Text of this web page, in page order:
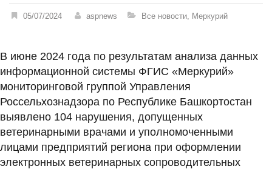
05/07/2024 aspnews Все новости, Меркурий
В июне 2024 года по результатам анализа данных
информационной системы ФГИС «Меркурий»
мониторинговой группой Управления
Россельхознадзора по Республике Башкортостан
выявлено 104 нарушения, допущенных
ветеринарными врачами и уполномоченными
лицами предприятий региона при оформлении
электронных ветеринарных сопроводительных